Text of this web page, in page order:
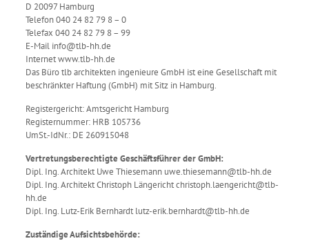
D 20097 Hamburg
Telefon 040 24 82 79 8 – 0
Telefax 040 24 82 79 8 – 99
E-Mail info@tlb-hh.de
Internet www.tlb-hh.de
Das Büro tlb architekten ingenieure GmbH ist eine Gesellschaft mit
beschränkter Haftung (GmbH) mit Sitz in Hamburg.
Registergericht: Amtsgericht Hamburg
Registernummer: HRB 105736
UmSt.-IdNr.: DE 260915048
Vertretungsberechtigte Geschäftsführer der GmbH:
Dipl. Ing. Architekt Uwe Thiesemann uwe.thiesemann@tlb-hh.de
Dipl. Ing. Architekt Christoph Längericht christoph.laengericht@tlb-
hh.de
Dipl. Ing. Lutz-Erik Bernhardt lutz-erik.bernhardt@tlb-hh.de
Zuständige Aufsichtsbehörde: